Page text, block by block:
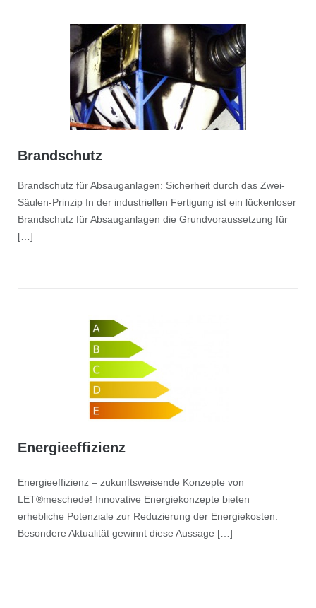
Brandschutz
Brandschutz für Absauganlagen: Sicherheit durch das Zwei-
Säulen-Prinzip In der industriellen Fertigung ist ein lückenloser
Brandschutz für Absauganlagen die Grundvoraussetzung für
[…]
Energieeffizienz
Energieeffizienz – zukunftsweisende Konzepte von
LET®meschede! Innovative Energiekonzepte bieten
erhebliche Potenziale zur Reduzierung der Energiekosten.
Besondere Aktualität gewinnt diese Aussage […]